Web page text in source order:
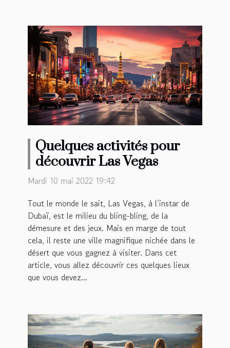
Quelques activités pour
découvrir Las Vegas
Mardi 10 mai 2022 19:42
Tout le monde le sait, Las Vegas, à l’instar de
Dubaï, est le milieu du bling-bling, de la
démesure et des jeux. Mais en marge de tout
cela, il reste une ville magnifique nichée dans le
désert que vous gagnez à visiter. Dans cet
article, vous allez découvrir ces quelques lieux
que vous devez...